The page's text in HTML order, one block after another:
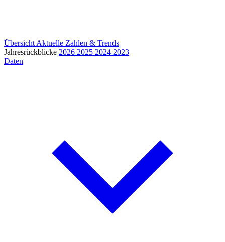
Übersicht Aktuelle Zahlen & Trends
Jahresrückblicke 2026 2025 2024 2023
Daten